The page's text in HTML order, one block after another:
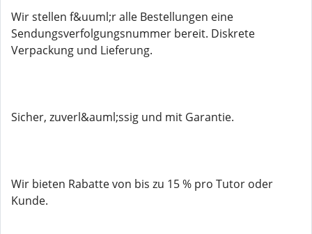
Wir stellen f&uuml;r alle Bestellungen eine
Sendungsverfolgungsnummer bereit. Diskrete
Verpackung und Lieferung.
Sicher, zuverl&auml;ssig und mit Garantie.
Wir bieten Rabatte von bis zu 15 % pro Tutor oder
Kunde.